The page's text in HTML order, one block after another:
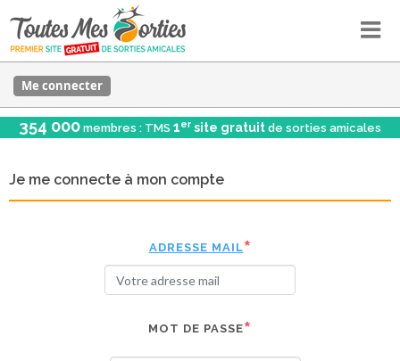
Me connecter
354 000 membres : TMS 1er site gratuit de sorties amicales
Je me connecte à mon compte
ADRESSE MAIL
MOT DE PASSE